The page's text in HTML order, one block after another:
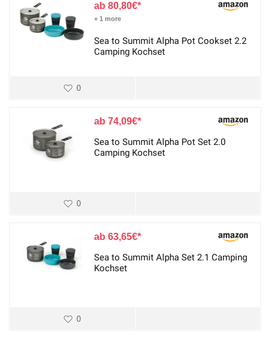
80,80€
+ 1 more
Sea to Summit Alpha Pot Cookset 2.2
Camping Kochset
0
74,09€
Sea to Summit Alpha Pot Set 2.0
Camping Kochset
0
63,65€
Sea to Summit Alpha Set 2.1 Camping
Kochset
0